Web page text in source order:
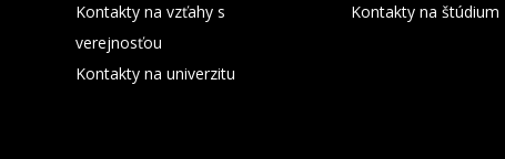
Kontakty na vzťahy s
verejnosťou
Kontakty na univerzitu
Kontakty na štúdium